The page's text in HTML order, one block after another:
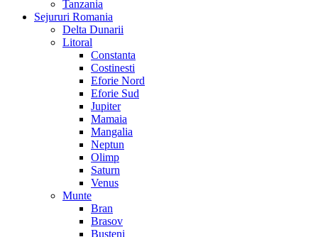
Tanzania
Sejururi Romania
Delta Dunarii
Litoral
Constanta
Costinesti
Eforie Nord
Eforie Sud
Jupiter
Mamaia
Mangalia
Neptun
Olimp
Saturn
Venus
Munte
Bran
Brasov
Busteni